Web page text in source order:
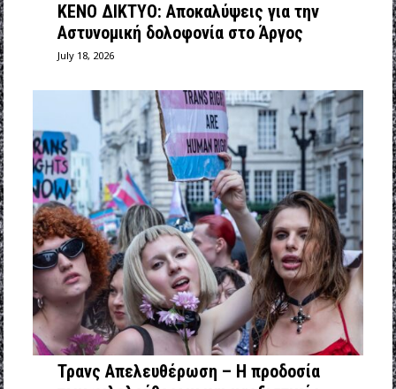
ΚΕΝΟ ΔΙΚΤΥΟ: Αποκαλύψεις για την
Αστυνομική δολοφονία στο Άργος
July 18, 2026
Τρανς Απελευθέρωση – Η προδοσία